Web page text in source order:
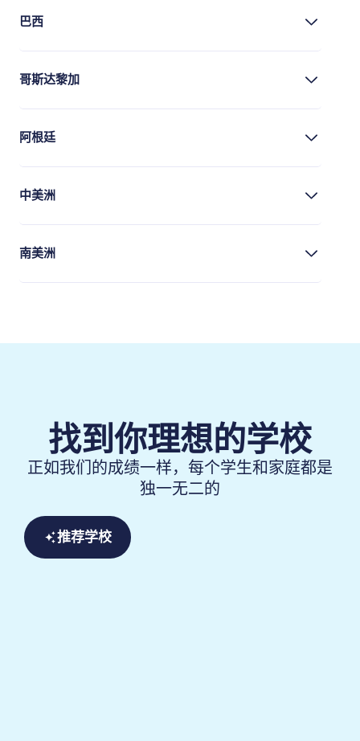
巴西
哥斯达黎加
阿根廷
中美洲
南美洲
找到你理想的学校
正如我们的成绩一样，每个学生和家庭都是
独一无二的
推荐学校